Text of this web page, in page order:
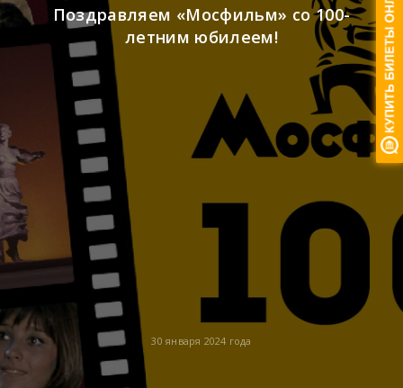
30 января 2024 года
Поздравляем «Мосфильм» со 100-
летним юбилеем!